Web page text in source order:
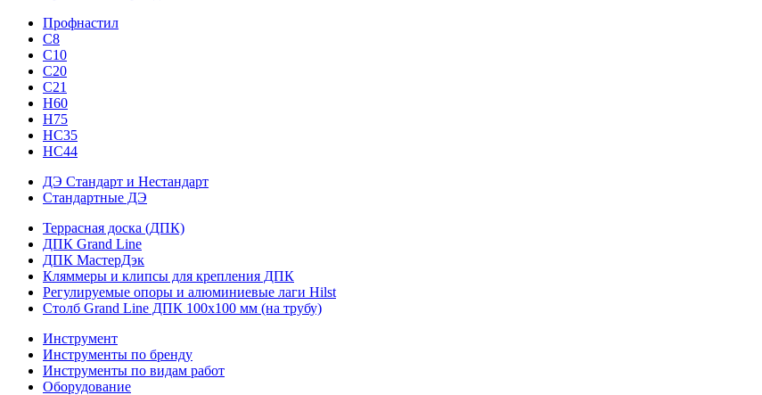
Профнастил
С8
С10
С20
С21
H60
H75
HС35
НС44
ДЭ Стандарт и Нестандарт
Стандартные ДЭ
Террасная доска (ДПК)
ДПК Grand Line
ДПК МастерДэк
Кляммеры и клипсы для крепления ДПК
Регулируемые опоры и алюминиевые лаги Hilst
Столб Grand Line ДПК 100х100 мм (на трубу)
Инструмент
Инструменты по бренду
Инструменты по видам работ
Оборудование